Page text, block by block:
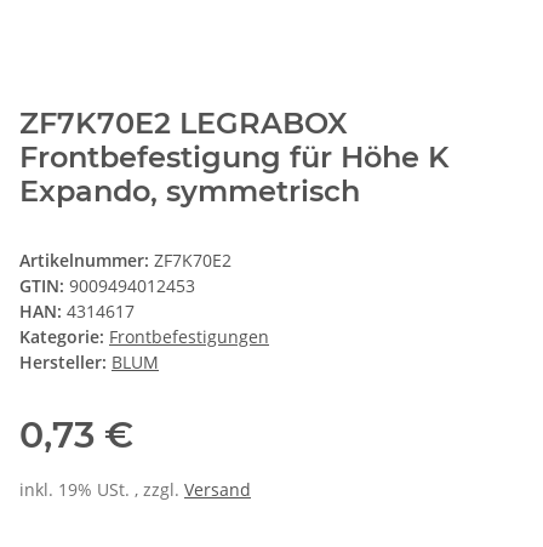
ZF7K70E2 LEGRABOX
Frontbefestigung für Höhe K
Expando, symmetrisch
Artikelnummer: ZF7K70E2
GTIN: 9009494012453
HAN: 4314617
Kategorie: Frontbefestigungen
Hersteller: BLUM
0,73 €
inkl. 19% USt. , zzgl. Versand